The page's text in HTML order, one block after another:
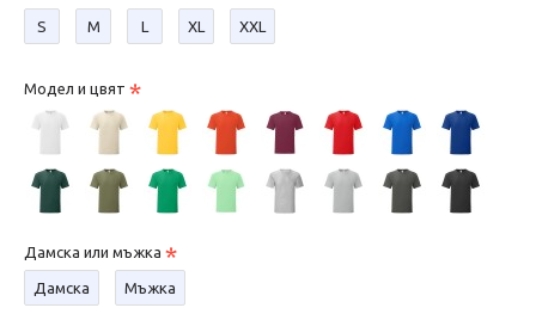
S М L XL XXL
Модел и цвят
Дамска или мъжка
Дамска Мъжка